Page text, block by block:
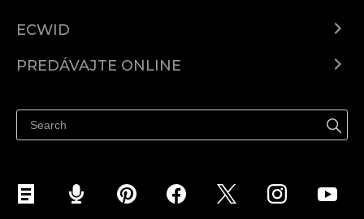
ECWID
Cenník
PREDÁVAJTE ONLINE
Predávajte na Facebook
Predávať na Instagram